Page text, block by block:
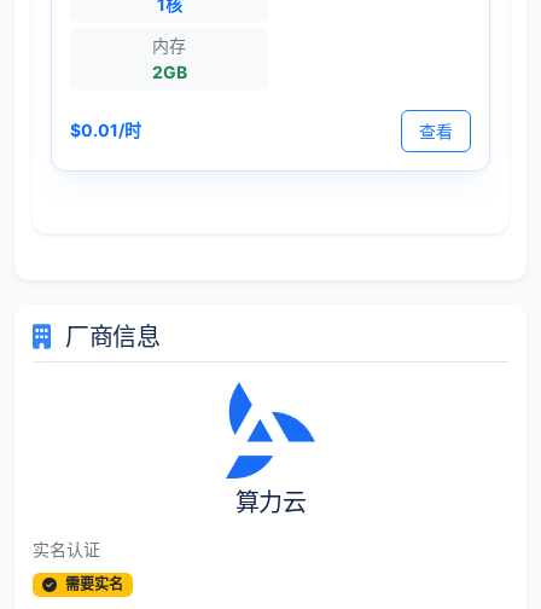
内存
2GB
$0.01/时 查看
厂商信息
算力云
实名认证
需要实名